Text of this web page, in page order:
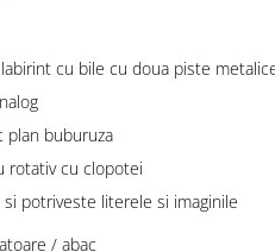
cu bile cu doua piste
plan buburuza
rotativ cu clopotei
si potriveste literele si imaginile
/ abac